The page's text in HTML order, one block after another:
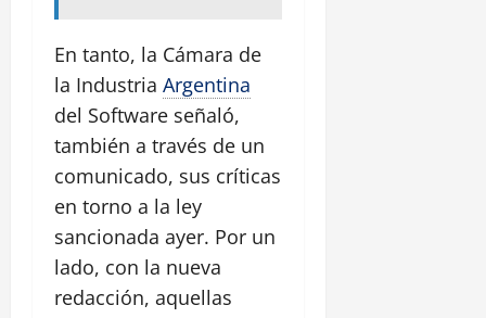
En tanto, la Cámara de
la Industria Argentina
del Software señaló,
también a través de un
comunicado, sus críticas
en torno a la ley
sancionada ayer. Por un
lado, con la nueva
redacción, aquellas